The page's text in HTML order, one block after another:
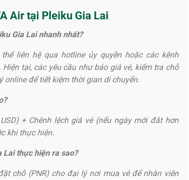
Air tại Pleiku Gia Lai
Gia Lai nhanh nhất?
liên hệ qua hotline ủy quyền hoặc các kênh
tại, các yêu cầu như báo giá vé, kiểm tra chỗ
để tiết kiệm thời gian di chuyển.
+ Chênh lệch giá vé (nếu ngày mới đắt hơn
khi thực hiện.
Lai thực hiện ra sao?
chỗ (PNR) cho đại lý nơi mua vé để nhân viên